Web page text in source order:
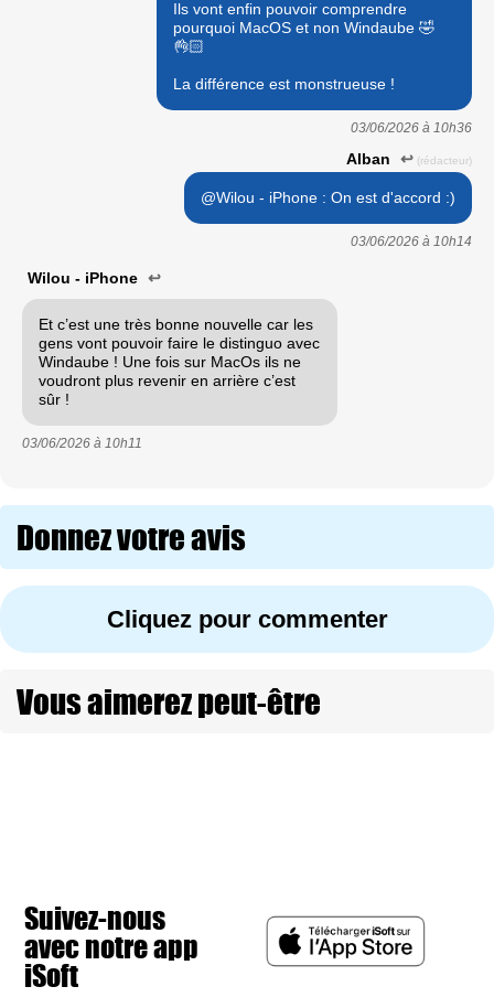
Ils vont enfin pouvoir comprendre
pourquoi MacOS et non Windaube 🤣
👌🏻
La différence est monstrueuse !
03/06/2026 à 10h36
Alban ↩ (rédacteur)
@Wilou - iPhone : On est d'accord :)
03/06/2026 à 10h14
Wilou - iPhone ↩
Et c’est une très bonne nouvelle car les
gens vont pouvoir faire le distinguo avec
Windaube ! Une fois sur MacOs ils ne
voudront plus revenir en arrière c’est
sûr !
03/06/2026 à 10h11
Donnez votre avis
Cliquez pour commenter
Vous aimerez peut-être
Suivez-nous
avec notre app
iSoft